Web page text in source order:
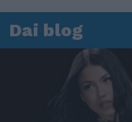
Dai blog